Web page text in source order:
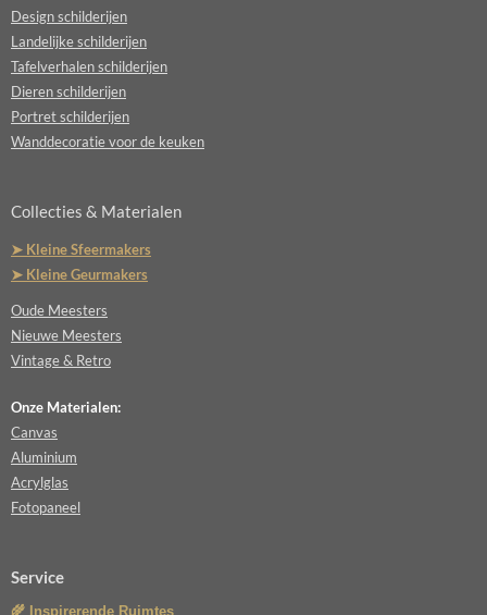
Design schilderijen
Landelijke schilderijen
Tafelverhalen schilderijen
Dieren schilderijen
Portret schilderijen
Wanddecoratie voor de keuken
Collecties & Materialen
➤ Kleine Sfeermakers
➤ Kleine Geurmakers
Oude Meesters
Nieuwe Meesters
Vintage & Retro
Onze Materialen:
Canvas
Aluminium
Acrylglas
Fotopaneel
Service
🌾 Inspirerende Ruimtes